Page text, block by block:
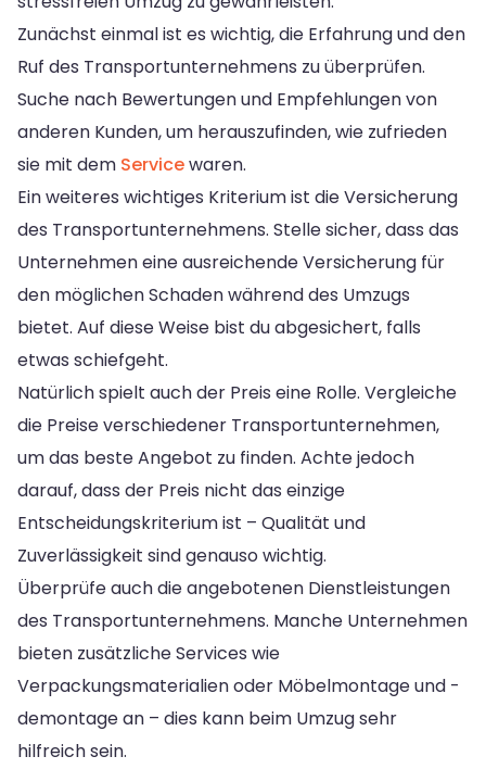
Zunächst einmal ist es wichtig, die Erfahrung und den
Ruf des Transportunternehmens zu überprüfen.
Suche nach Bewertungen und Empfehlungen von
anderen Kunden, um herauszufinden, wie zufrieden
sie mit dem Servicewaren.
Ein weiteres wichtiges Kriterium ist die Versicherung
des Transportunternehmens. Stelle sicher, dass das
Unternehmen eine ausreichende Versicherung für
den möglichen Schaden während des Umzugs
bietet. Auf diese Weise bist du abgesichert, falls
etwas schiefgeht.
Natürlich spielt auch der Preis eine Rolle. Vergleiche
die Preise verschiedener Transportunternehmen,
um das beste Angebot zu finden. Achte jedoch
darauf, dass der Preis nicht das einzige
Entscheidungskriterium ist – Qualität und
Zuverlässigkeit sind genauso wichtig.
Überprüfe auch die angebotenen Dienstleistungen
des Transportunternehmens. Manche Unternehmen
bieten zusätzliche Services wie
Verpackungsmaterialien oder Möbelmontage und -
demontage an – dies kann beim Umzug sehr
hilfreich sein.